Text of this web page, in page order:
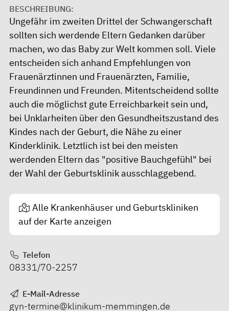
BESCHREIBUNG:
Ungefähr im zweiten Drittel der Schwangerschaft
sollten sich werdende Eltern Gedanken darüber
machen, wo das Baby zur Welt kommen soll. Viele
entscheiden sich anhand Empfehlungen von
Frauenärztinnen und Frauenärzten, Familie,
Freundinnen und Freunden. Mitentscheidend sollte
auch die möglichst gute Erreichbarkeit sein und,
bei Unklarheiten über den Gesundheitszustand des
Kindes nach der Geburt, die Nähe zu einer
Kinderklinik. Letztlich ist bei den meisten
werdenden Eltern das "positive Bauchgefühl" bei
der Wahl der Geburtsklinik ausschlaggebend.
Alle Krankenhäuser und Geburtskliniken
auf der Karte anzeigen
Telefon
08331/70-2257
E-Mail-Adresse
gyn-termine@klinikum-memmingen.de